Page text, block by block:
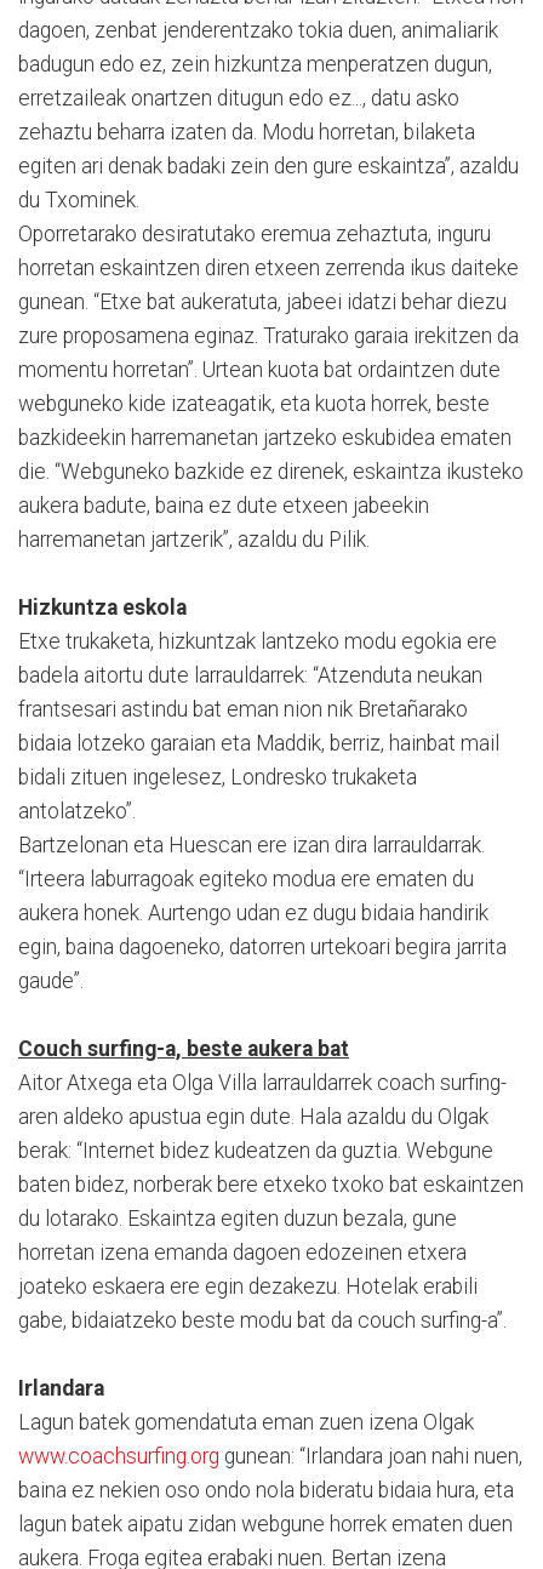
dagoen, zenbat jenderentzako tokia duen, animaliarik
badugun edo ez, zein hizkuntza menperatzen dugun,
erretzaileak onartzen ditugun edo ez..., datu asko
zehaztu beharra izaten da. Modu horretan, bilaketa
egiten ari denak badaki zein den gure eskaintza”, azaldu
du Txominek.
Oporretarako desiratutako eremua zehaztuta, inguru
horretan eskaintzen diren etxeen zerrenda ikus daiteke
gunean. “Etxe bat aukeratuta, jabeei idatzi behar diezu
zure proposamena eginaz. Traturako garaia irekitzen da
momentu horretan”. Urtean kuota bat ordaintzen dute
webguneko kide izateagatik, eta kuota horrek, beste
bazkideekin harremanetan jartzeko eskubidea ematen
die. “Webguneko bazkide ez direnek, eskaintza ikusteko
aukera badute, baina ez dute etxeen jabeekin
harremanetan jartzerik”, azaldu du Pilik.
Hizkuntza eskola
Etxe trukaketa, hizkuntzak lantzeko modu egokia ere
badela aitortu dute larrauldarrek: “Atzenduta neukan
frantsesari astindu bat eman nion nik Bretañarako
bidaia lotzeko garaian eta Maddik, berriz, hainbat mail
bidali zituen ingelesez, Londresko trukaketa
antolatzeko”.
Bartzelonan eta Huescan ere izan dira larrauldarrak.
“Irteera laburragoak egiteko modua ere ematen du
aukera honek. Aurtengo udan ez dugu bidaia handirik
egin, baina dagoeneko, datorren urtekoari begira jarrita
gaude”.
Couch surfing-a, beste aukera bat
Aitor Atxega eta Olga Villa larrauldarrek coach surfing-
aren aldeko apustua egin dute. Hala azaldu du Olgak
berak: “Internet bidez kudeatzen da guztia. Webgune
baten bidez, norberak bere etxeko txoko bat eskaintzen
du lotarako. Eskaintza egiten duzun bezala, gune
horretan izena emanda dagoen edozeinen etxera
joateko eskaera ere egin dezakezu. Hotelak erabili
gabe, bidaiatzeko beste modu bat da couch surfing-a”.
Irlandara
Lagun batek gomendatuta eman zuen izena Olgak
www.coachsurfing.org gunean: “Irlandara joan nahi nuen,
baina ez nekien oso ondo nola bideratu bidaia hura, eta
lagun batek aipatu zidan webgune horrek ematen duen
aukera. Froga egitea erabaki nuen. Bertan izena